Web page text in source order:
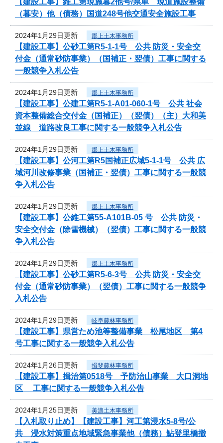
（暮安）他（債務）国道248号他交通安全施設工事
2024年1月29日更新 郡上土木事務所
【建設工事】公砂工第R5-1-1号 公共 防災・安全交
付金（通常砂防事業）（国補正・翌債）工事に関する
一般競争入札公告
2024年1月29日更新 郡上土木事務所
【建設工事】公建工第R5-1-A01-060-1号 公共 社会
資本整備総合交付金（国補正）（翌債）（主）大和美
並線 道路改良工事に関する一般競争入札公告
2024年1月29日更新 郡上土木事務所
【建設工事】公河工第R5国補正広域5-1-1号 公共 広
域河川改修事業（国補正・翌債）工事に関する一般競
争入札公告
2024年1月29日更新 郡上土木事務所
【建設工事】公維工第55-A101B-05 号 公共 防災・
安全交付金（除雪機械）（翌債）工事に関する一般競
争入札公告
2024年1月29日更新 郡上土木事務所
【建設工事】公砂工第R5-6-3号 公共 防災・安全交
付金（通常砂防事業）（翌債）工事に関する一般競争
入札公告
2024年1月29日更新 岐阜農林事務所
【建設工事】県営ため池等整備事業 松尾地区 第4
号工事に関する一般競争入札公告
2024年1月26日更新 揖斐農林事務所
【建設工事】揖治第0518号 予防治山事業 大口洞地
区 工事に関する一般競争入札公告
2024年1月25日更新 美濃土木事務所
【入札取り止め】【建設工事】河工第浸水5-8号/公
共 浸水対策重点地域緊急事業他（債務）鮎登里橋撤